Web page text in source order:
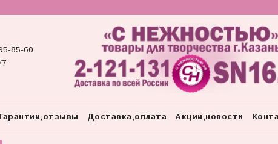
85-60
Гарантии,отзывы Доставка,оплата Акции,новости